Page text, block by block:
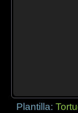
Plantilla: